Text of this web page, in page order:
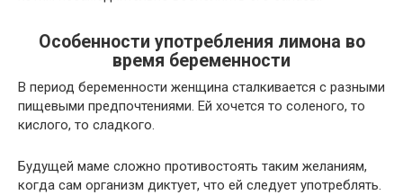
Особенности употребления лимона во
время беременности
В период беременности женщина сталкивается с разными
пищевыми предпочтениями. Ей хочется то соленого, то
кислого, то сладкого.
Будущей маме сложно противостоять таким желаниям,
когда сам организм диктует, что ей следует употреблять.